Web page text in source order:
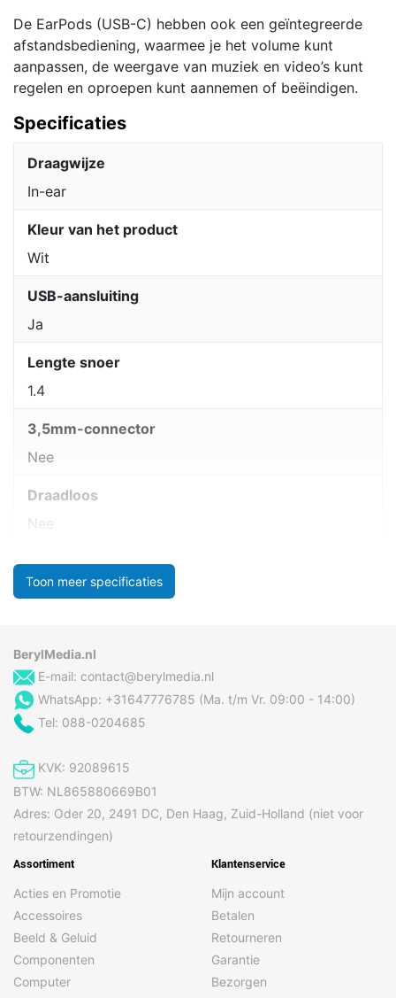
De EarPods (USB-C) hebben ook een geïntegreerde
afstandsbediening, waarmee je het volume kunt
aanpassen, de weergave van muziek en video’s kunt
regelen en oproepen kunt aannemen of beëindigen.
Specificaties
Draagwijze
In-ear
Kleur van het product
Wit
USB-aansluiting
Ja
Lengte snoer
1.4
3,5mm-connector
Nee
Draadloos
Nee
Toon meer specificaties
BerylMedia.nl
E-mail: contact@berylmedia.nl
WhatsApp: +31647776785 (Ma. t/m Vr. 09:00 - 14:00)
Tel: 088-0204685
KVK: 92089615
BTW: NL865880669B01
Adres: Oder 20, 2491 DC, Den Haag, Zuid-Holland (niet voor
retourzendingen)
Assortiment
Acties en Promotie
Accessoires
Beeld & Geluid
Componenten
Computer
Klantenservice
Mijn account
Betalen
Retourneren
Garantie
Bezorgen